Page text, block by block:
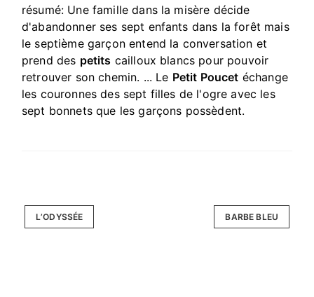
résumé: Une famille dans la misère décide
d'abandonner ses sept enfants dans la forêt mais
le septième garçon entend la conversation et
prend des petits cailloux blancs pour pouvoir
retrouver son chemin. ... Le Petit Poucet échange
les couronnes des sept filles de l'ogre avec les
sept bonnets que les garçons possèdent.
L’ODYSSÉE BARBE BLEU